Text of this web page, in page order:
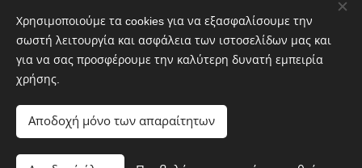
ΔΩΡΕΑΝ ΜΕΤΑΦΟΡΙΚΑ ΓΙΑ
ΠΑΡΑΓΓΕΛΙΕΣ ΑΝΩ ΤΩΝ 30 ΕΥΡΩ
Cookies
Χρησιμοποιούμε τα cookies για να εξασφαλίσουμε την
σωστή λειτουργία και ασφάλεια των ιστοσελίδων μας και
για να σας προσφέρουμε την καλύτερη δυνατή εμπειρία
χρήσης.
Αποδοχή μόνο των απαραίτητων